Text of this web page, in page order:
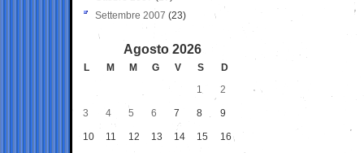
Settembre 2007 (23)
Agosto 2026
L M M G V S
D
1
2
3 4 5 6 7 8 9
10 11 12 13 14 15 16